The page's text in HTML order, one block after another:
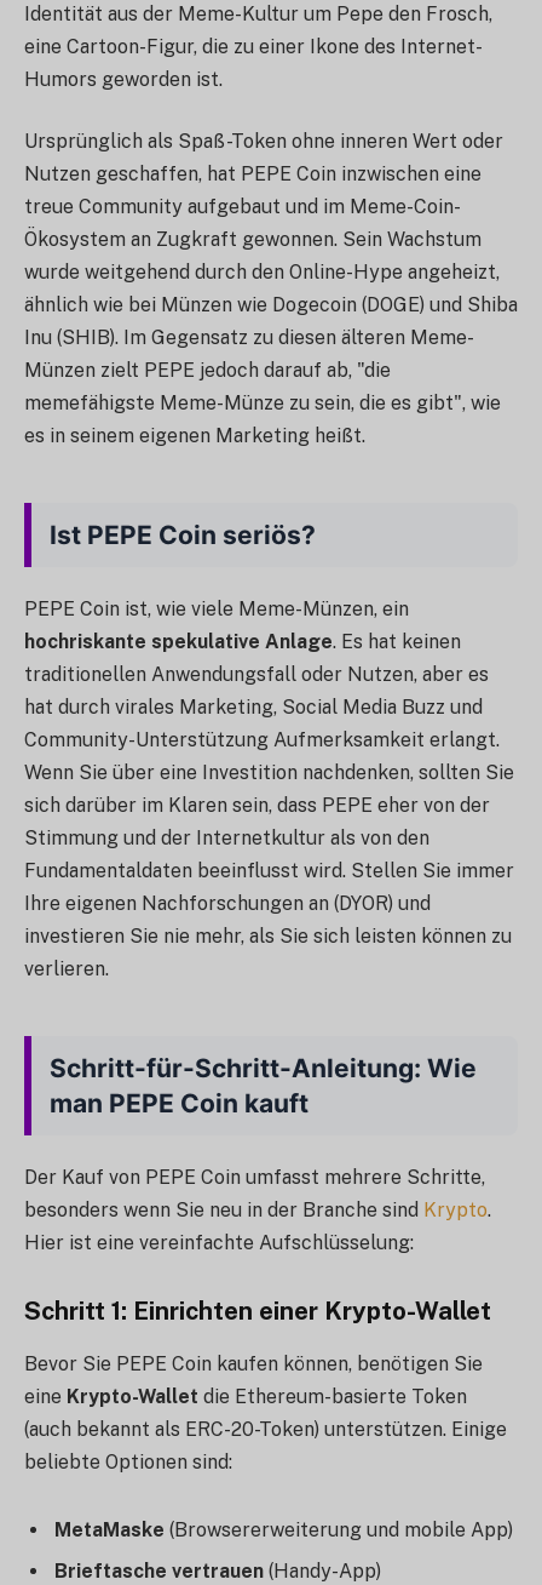
Identität aus der Meme-Kultur um Pepe den Frosch,
eine Cartoon-Figur, die zu einer Ikone des Internet-
Humors geworden ist.
Ursprünglich als Spaß-Token ohne inneren Wert oder
Nutzen geschaffen, hat PEPE Coin inzwischen eine
treue Community aufgebaut und im Meme-Coin-
Ökosystem an Zugkraft gewonnen. Sein Wachstum
wurde weitgehend durch den Online-Hype angeheizt,
ähnlich wie bei Münzen wie Dogecoin (DOGE) und Shiba
Inu (SHIB). Im Gegensatz zu diesen älteren Meme-
Münzen zielt PEPE jedoch darauf ab, "die
memefähigste Meme-Münze zu sein, die es gibt", wie
es in seinem eigenen Marketing heißt.
Ist PEPE Coin seriös?
PEPE Coin ist, wie viele Meme-Münzen, ein
hochriskante spekulative Anlage. Es hat keinen
traditionellen Anwendungsfall oder Nutzen, aber es
hat durch virales Marketing, Social Media Buzz und
Community-Unterstützung Aufmerksamkeit erlangt.
Wenn Sie über eine Investition nachdenken, sollten Sie
sich darüber im Klaren sein, dass PEPE eher von der
Stimmung und der Internetkultur als von den
Fundamentaldaten beeinflusst wird. Stellen Sie immer
Ihre eigenen Nachforschungen an (DYOR) und
investieren Sie nie mehr, als Sie sich leisten können zu
verlieren.
Schritt-für-Schritt-Anleitung: Wie
man PEPE Coin kauft
Der Kauf von PEPE Coin umfasst mehrere Schritte,
besonders wenn Sie neu in der Branche sind Krypto.
Hier ist eine vereinfachte Aufschlüsselung:
Schritt 1: Einrichten einer Krypto-Wallet
Bevor Sie PEPE Coin kaufen können, benötigen Sie
eine Krypto-Wallet die Ethereum-basierte Token
(auch bekannt als ERC-20-Token) unterstützen. Einige
beliebte Optionen sind:
MetaMaske (Browsererweiterung und mobile App)
Brieftasche vertrauen (Handy-App)